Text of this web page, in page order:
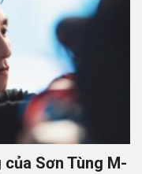
Sơn Tùng M-